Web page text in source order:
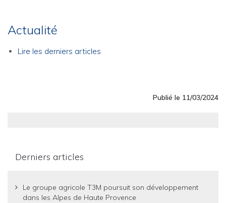
Actualité
Lire les derniers articles
Publié le 11/03/2024
Derniers articles
Le groupe agricole T3M poursuit son développement
dans les Alpes de Haute Provence